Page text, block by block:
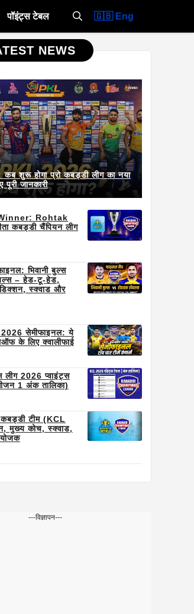
पॉइंट्स टेबल 🇬🇧 Eng
NEWS
शुरू होगा प्रो कबड्डी लीग का नया
पूरी जानकारी
Rohtak
कबड्डी चैंपियन लीग
भिवानी बुल्स
– हेड-टू-हेड,
स्क्वाड और
2026 सेमीफाइनल: ये
के लिए क्वालीफाई
लीग 2026 प्वाइंट्स
1 अंक तालिका)
कबड्डी टीम (KCL
मुख्य कोच, स्क्वाड,
---विज्ञापन---